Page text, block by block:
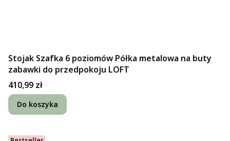
Stojak Szafka 6 poziomów Półka metalowa na buty
zabawki do przedpokoju LOFT
Cena
410,99 zł
Do koszyka